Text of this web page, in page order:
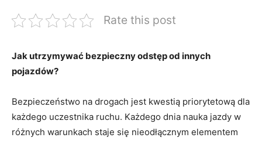
Rate this post
Jak utrzymywać bezpieczny odstęp od innych
pojazdów?
Bezpieczeństwo na drogach jest kwestią priorytetową dla
każdego uczestnika ruchu. Każdego dnia nauka jazdy w
różnych warunkach staje się nieodłącznym elementem